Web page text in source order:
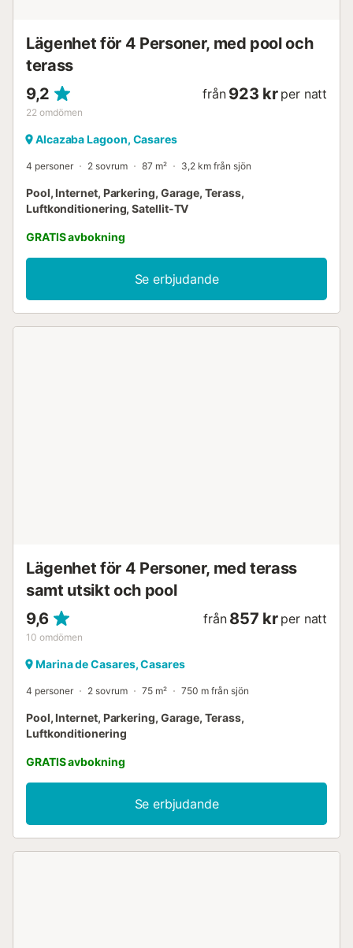
�...
Lägenhet för 4 Personer, med pool och
terass
9,2
22 omdömen
från 923 kr per natt
Alcazaba Lagoon, Casares
4 personer 2 sovrum 87 m² 3,2 km från sjön
Pool, Internet, Parkering, Garage, Terass,
Luftkonditionering, Satellit-TV
GRATIS avbokning
Se erbjudande
Lägenhet för 4 Personer, med terass
samt utsikt och pool
9,6
10 omdömen
från 857 kr per natt
Marina de Casares, Casares
4 personer 2 sovrum 75 m² 750 m från sjön
Pool, Internet, Parkering, Garage, Terass,
Luftkonditionering
GRATIS avbokning
Se erbjudande